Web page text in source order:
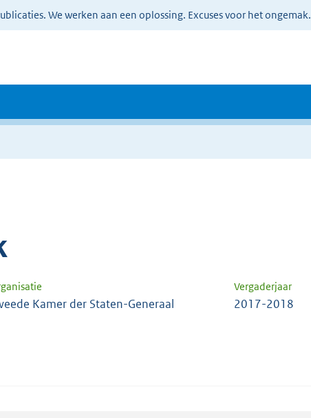
We werken aan een oplossing. Excuses voor het ongemak.
Vergaderjaar
Kamer der Staten-Generaal 2017-2018